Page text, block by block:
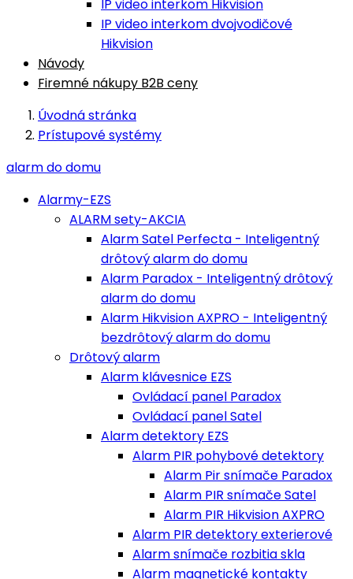
IP video interkom Hikvision
IP video interkom dvojvodičové
Hikvision
Návody
Firemné nákupy B2B ceny
Úvodná stránka
Prístupové systémy
alarm do domu
Alarmy-EZS
ALARM sety-AKCIA
Alarm Satel Perfecta - Inteligentný
drôtový alarm do domu
Alarm Paradox - Inteligentný drôtový
alarm do domu
Alarm Hikvision AXPRO - Inteligentný
bezdrôtový alarm do domu
Drôtový alarm
Alarm klávesnice EZS
Ovládací panel Paradox
Ovládací panel Satel
Alarm detektory EZS
Alarm PIR pohybové detektory
Alarm Pir snímače Paradox
Alarm PIR snímače Satel
Alarm PIR Hikvision AXPRO
Alarm PIR detektory exterierové
Alarm snímače rozbitia skla
Alarm magnetické kontakty